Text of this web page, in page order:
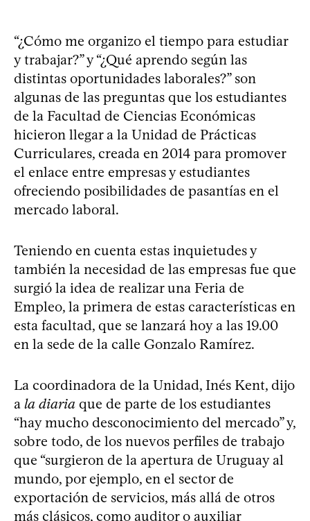
“¿Cómo me organizo el tiempo para estudiar
y trabajar?” y “¿Qué aprendo según las
distintas oportunidades laborales?” son
algunas de las preguntas que los estudiantes
de la Facultad de Ciencias Económicas
hicieron llegar a la Unidad de Prácticas
Curriculares, creada en 2014 para promover
el enlace entre empresas y estudiantes
ofreciendo posibilidades de pasantías en el
mercado laboral.
Teniendo en cuenta estas inquietudes y
también la necesidad de las empresas fue que
surgió la idea de realizar una Feria de
Empleo, la primera de estas características en
esta facultad, que se lanzará hoy a las 19.00
en la sede de la calle Gonzalo Ramírez.
La coordinadora de la Unidad, Inés Kent, dijo
a la diaria que de parte de los estudiantes
“hay mucho desconocimiento del mercado” y,
sobre todo, de los nuevos perfiles de trabajo
que “surgieron de la apertura de Uruguay al
mundo, por ejemplo, en el sector de
exportación de servicios, más allá de otros
más clásicos, como auditor o auxiliar